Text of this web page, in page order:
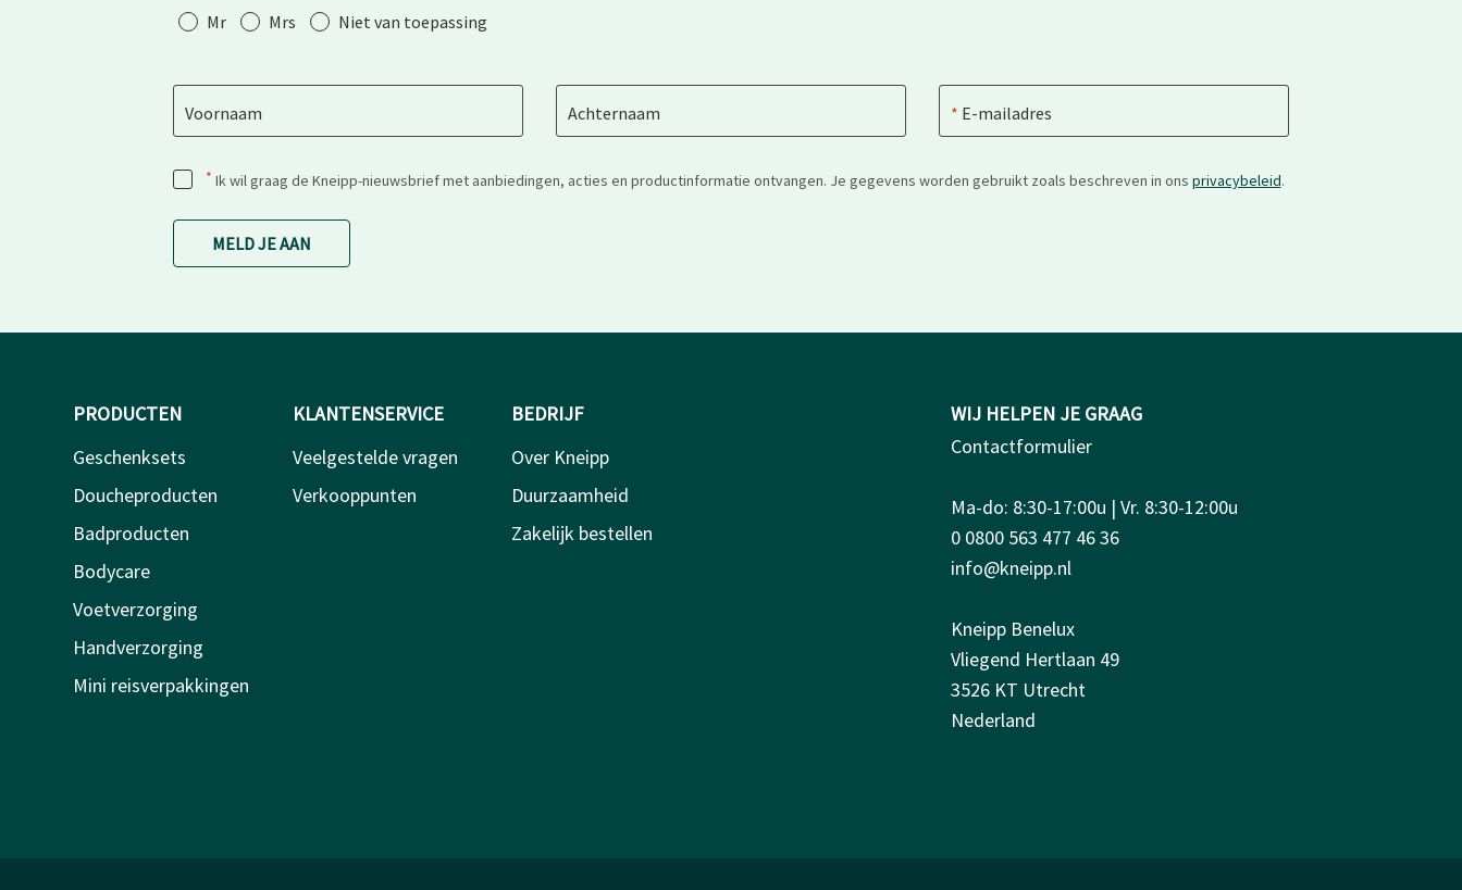
Aanhef
Mr Mrs Niet van toepassing
Voornaam Achternaam E-mailadres
* Ik wil graag de Kneipp-nieuwsbrief met aanbiedingen, acties en productinformatie ontvangen. Je gegevens worden gebruikt zoals beschreven in ons privacybeleid.
MELD JE AAN
PRODUCTEN
Geschenksets
Doucheproducten
Badproducten
Bodycare
Voetverzorging
Handverzorging
Mini reisverpakkingen
KLANTENSERVICE
Veelgestelde vragen
Verkooppunten
BEDRIJF
Over Kneipp
Duurzaamheid
Zakelijk bestellen
WIJ HELPEN JE GRAAG
Contactformulier
Ma-do: 8:30-17:00u | Vr. 8:30-12:00u
0 0800 563 477 46 36
info@kneipp.nl
Kneipp Benelux
Vliegend Hertlaan 49
3526 KT Utrecht
Nederland